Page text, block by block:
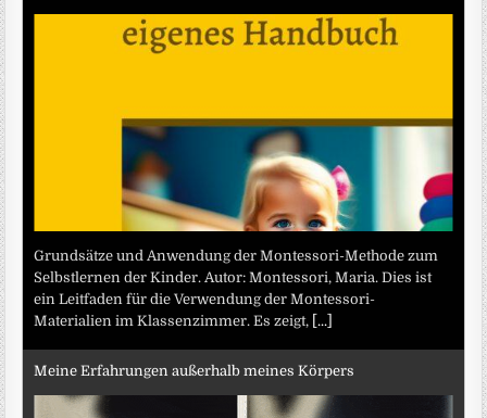
Grundsätze und Anwendung der Montessori-Methode zum
Selbstlernen der Kinder. Autor: Montessori, Maria. Dies ist
ein Leitfaden für die Verwendung der Montessori-
Materialien im Klassenzimmer. Es zeigt,
[...]
Meine Erfahrungen außerhalb meines Körpers